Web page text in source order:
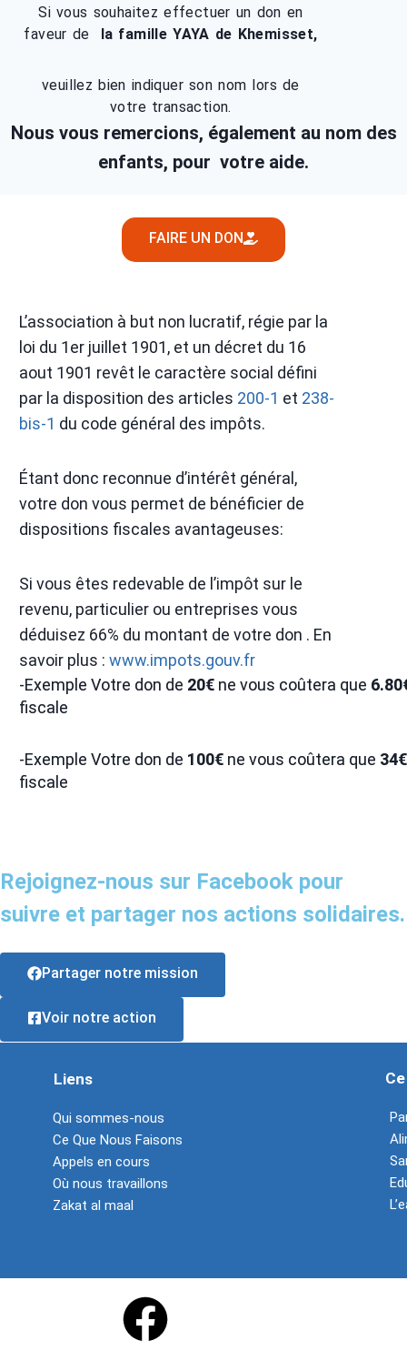
Si vous souhaitez effectuer un don en
faveur de la famille YAYA de Khemisset,
veuillez bien indiquer son nom lors de
votre transaction.
Nous vous remercions, également au nom des
enfants, pour votre aide.
FAIRE UN DON
L’association à but non lucratif, régie par la
loi du 1er juillet 1901, et un décret du 16
aout 1901 revêt le caractère social défini
par la disposition des articles 200-1 et 238-
bis-1 du code général des impôts.
Étant donc reconnue d’intérêt général,
votre don vous permet de bénéficier de
dispositions fiscales avantageuses:
Si vous êtes redevable de l’impôt sur le
revenu, particulier ou entreprises vous
déduisez 66% du montant de votre don . En
savoir plus : www.impots.gouv.fr
-Exemple Votre don de 20€ ne vous coûtera que
fiscale
-Exemple Votre don de 100€ ne vous coûtera que 34€
fiscale
Rejoignez-nous sur Facebook pour
suivre et partager nos actions solidaires.
Partager notre mission
Voir notre action
Liens
Qui sommes-nous
Ce Que Nous Faisons
Appels en cours
Où nous travaillons
Zakat al maal